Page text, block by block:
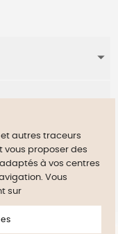
Garantis,
et autres traceurs
vous proposer des
à vos centres
Vous
sur